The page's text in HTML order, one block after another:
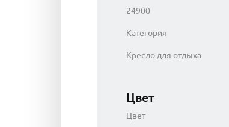
24900
Категория
Кресло для отдыха
Цвет
Цвет